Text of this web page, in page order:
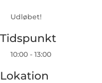
Udløbet!
Tidspunkt
10:00 - 13:00
Lokation